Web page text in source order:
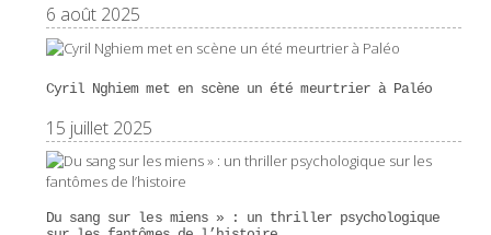
6 août 2025
Cyril Nghiem met en scène un été meurtrier à Paléo
15 juillet 2025
Du sang sur les miens » : un thriller psychologique